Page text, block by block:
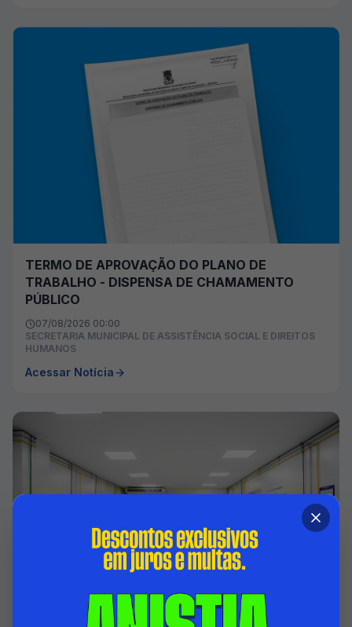
TERMO DE APROVAÇÃO DO PLANO DE
TRABALHO - DISPENSA DE CHAMAMENTO
PÚBLICO
07/08/2026 00:00
SECRETARIA MUNICIPAL DE ASSISTÊNCIA SOCIAL E DIREITOS
HUMANOS
Acessar Notícia